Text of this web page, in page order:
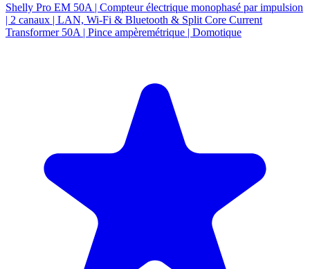
Shelly Pro EM 50A | Compteur électrique monophasé par impulsion
| 2 canaux | LAN, Wi-Fi & Bluetooth & Split Core Current
Transformer 50A | Pince ampèremétrique | Domotique